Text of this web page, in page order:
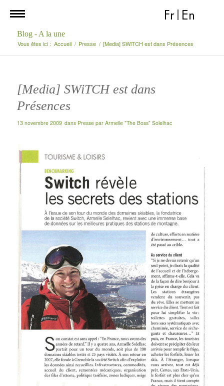
Fr En
Blog - A la une
Vous êtes ici : Accueil / Presse / [Media] SWiTCH est dans Présences
[Media] SWiTCH est dans
Présences
13 novembre 2009 dans Presse par Armelle "The Boss" Solelhac